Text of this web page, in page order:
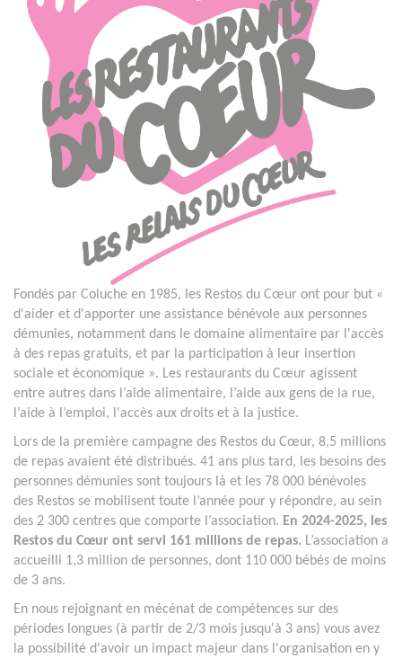
Fondés par Coluche en 1985, les Restos du Cœur ont pour but «
d'aider et d'apporter une assistance bénévole aux personnes
démunies, notamment dans le domaine alimentaire par l'accès
à des repas gratuits, et par la participation à leur insertion
sociale et économique ». Les restaurants du Cœur agissent
entre autres dans l’aide alimentaire, l’aide aux gens de la rue,
l’aide à l’emploi, l'accès aux droits et à la justice.
Lors de la première campagne des Restos du Cœur, 8,5 millions
de repas avaient été distribués. 41 ans plus tard, les besoins des
personnes démunies sont toujours là et les 78 000 bénévoles
des Restos se mobilisent toute l’année pour y répondre, au sein
des 2 300 centres que comporte l’association. En 2024-2025, les
Restos du Cœur ont servi 161 millions de repas. L’association a
accueilli 1,3 million de personnes, dont 110 000 bébés de moins
de 3 ans.
En nous rejoignant en mécénat de compétences sur des
périodes longues (à partir de 2/3 mois jusqu'à 3 ans) vous avez
la possibilité d'avoir un impact majeur dans l'organisation en y